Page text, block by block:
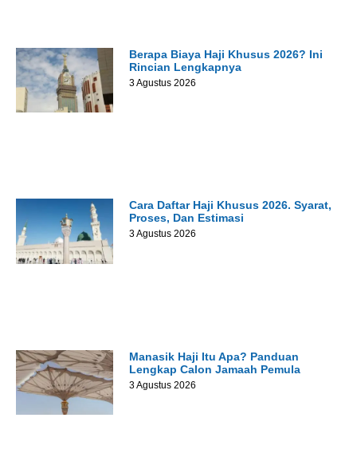
Berapa Biaya Haji Khusus 2026? Ini
Rincian Lengkapnya
3 Agustus 2026
Cara Daftar Haji Khusus 2026. Syarat,
Proses, Dan Estimasi
3 Agustus 2026
Manasik Haji Itu Apa? Panduan
Lengkap Calon Jamaah Pemula
3 Agustus 2026